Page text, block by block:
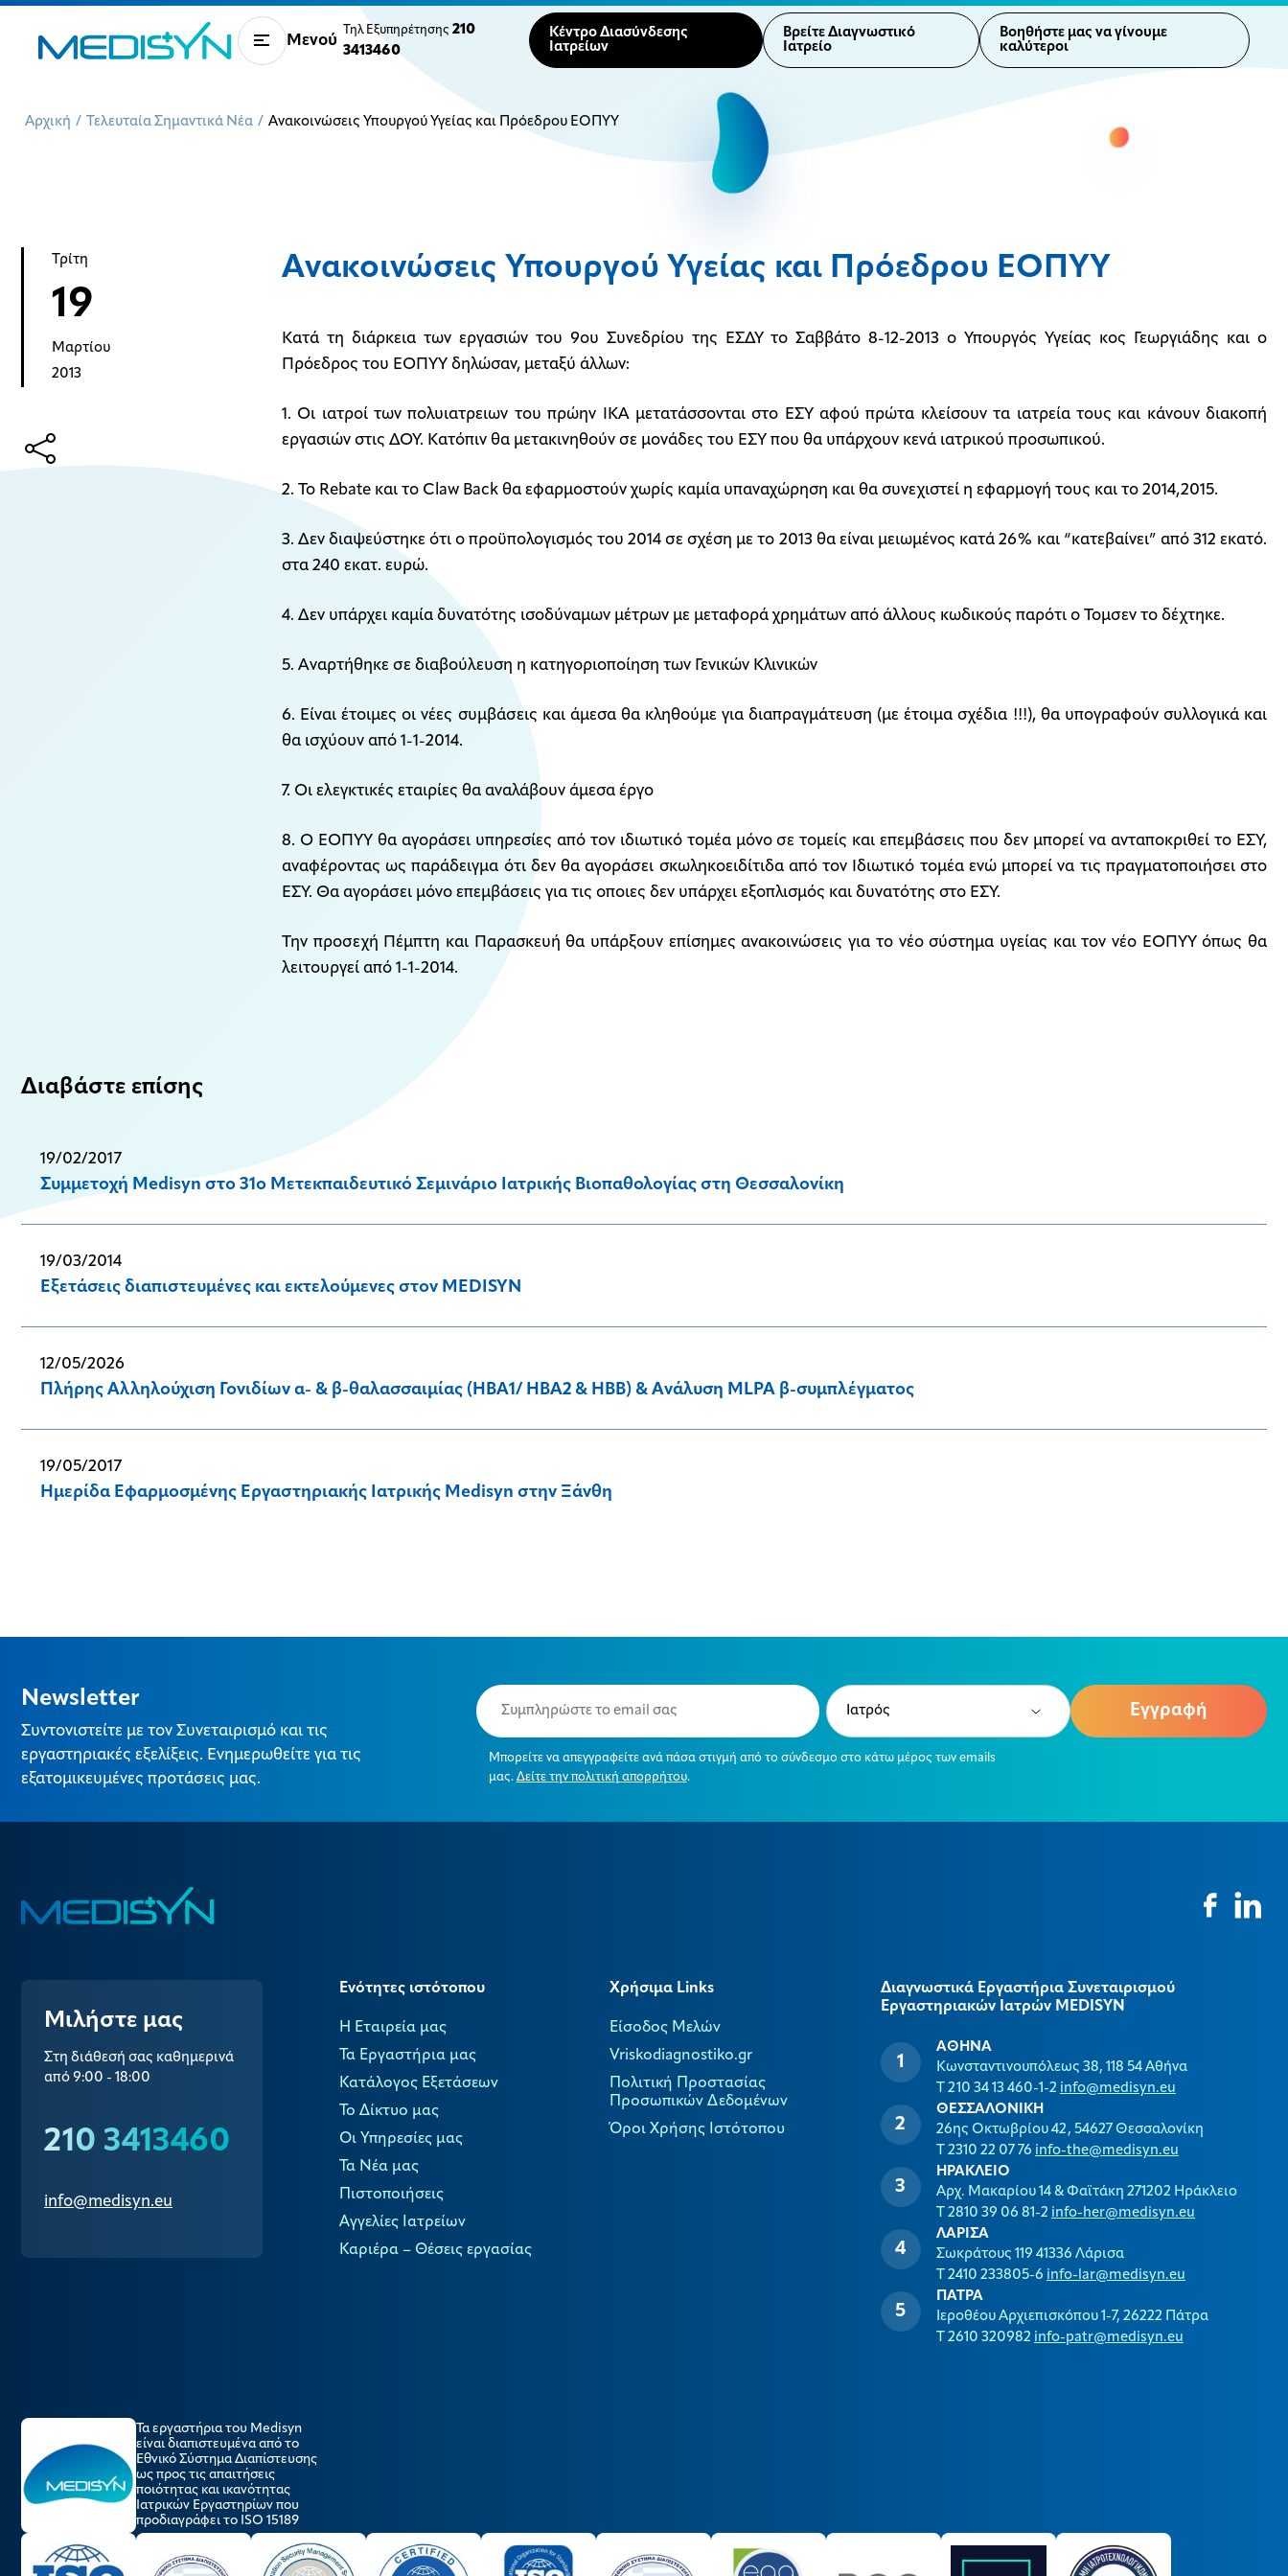
Μενού
Τηλ Εξυπηρέτησης 210
3413460
Κέντρο Διασύνδεσης
Ιατρείων
Βρείτε Διαγνωστικό
Ιατρείο
Βοηθήστε μας να γίνουμε
καλύτεροι
Αρχική / Τελευταία Σημαντικά Νέα / Ανακοινώσεις Υπουργού Υγείας και Πρόεδρου ΕΟΠΥΥ
Τρίτη
19
Μαρτίου
2013
Ανακοινώσεις Υπουργού Υγείας και Πρόεδρου ΕΟΠΥΥ
Κατά τη διάρκεια των εργασιών του 9ου Συνεδρίου της ΕΣΔΥ το Σαββάτο 8-12-2013 ο Υπουργός Υγείας κος Γεωργιάδης και ο
Πρόεδρος του ΕΟΠΥΥ δηλώσαν, μεταξύ άλλων:
1. Οι ιατροί των πολυιατρειων του πρώην ΙΚΑ μετατάσσονται στο ΕΣΥ αφού πρώτα κλείσουν τα ιατρεία τους και κάνουν διακοπή
εργασιών στις ΔΟΥ. Κατόπιν θα μετακινηθούν σε μονάδες του ΕΣΥ που θα υπάρχουν κενά ιατρικού προσωπικού.
2. Το Rebate και το Claw Back θα εφαρμοστούν χωρίς καμία υπαναχώρηση και θα συνεχιστεί η εφαρμογή τους και το 2014,2015.
3. Δεν διαψεύστηκε ότι ο προϋπολογισμός του 2014 σε σχέση με το 2013 θα είναι μειωμένος κατά 26% και “κατεβαίνει” από 312 εκατό.
στα 240 εκατ. ευρώ.
4. Δεν υπάρχει καμία δυνατότης ισοδύναμων μέτρων με μεταφορά χρημάτων από άλλους κωδικούς παρότι ο Τομσεν το δέχτηκε.
5. Αναρτήθηκε σε διαβούλευση η κατηγοριοποίηση των Γενικών Κλινικών
6. Είναι έτοιμες οι νέες συμβάσεις και άμεσα θα κληθούμε για διαπραγμάτευση (με έτοιμα σχέδια !!!), θα υπογραφούν συλλογικά και
θα ισχύουν από 1-1-2014.
7. Οι ελεγκτικές εταιρίες θα αναλάβουν άμεσα έργο
8. Ο ΕΟΠΥΥ θα αγοράσει υπηρεσίες από τον ιδιωτικό τομέα μόνο σε τομείς και επεμβάσεις που δεν μπορεί να ανταποκριθεί το ΕΣΥ,
αναφέροντας ως παράδειγμα ότι δεν θα αγοράσει σκωληκοειδίτιδα από τον Ιδιωτικό τομέα ενώ μπορεί να τις πραγματοποιήσει στο
ΕΣΥ. Θα αγοράσει μόνο επεμβάσεις για τις οποιες δεν υπάρχει εξοπλισμός και δυνατότης στο ΕΣΥ.
Την προσεχή Πέμπτη και Παρασκευή θα υπάρξουν επίσημες ανακοινώσεις για το νέο σύστημα υγείας και τον νέο ΕΟΠΥΥ όπως θα
λειτουργεί από 1-1-2014.
Διαβάστε επίσης
19/02/2017
Συμμετοχή Medisyn στο 31ο Μετεκπαιδευτικό Σεμινάριο Ιατρικής Βιοπαθολογίας στη Θεσσαλονίκη
19/03/2014
Εξετάσεις διαπιστευμένες και εκτελούμενες στον MEDISYN
12/05/2026
Πλήρης Αλληλούχιση Γονιδίων α- & β-θαλασσαιμίας (HBA1/ HBA2 & HBB) & Ανάλυση MLPA β-συμπλέγματος
19/05/2017
Ημερίδα Εφαρμοσμένης Εργαστηριακής Ιατρικής Medisyn στην Ξάνθη
Newsletter
Συντονιστείτε με τον Συνεταιρισμό και τις
εργαστηριακές εξελίξεις. Ενημερωθείτε για τις
εξατομικευμένες προτάσεις μας.
Email
(Required)
Type
(Required)
Μπορείτε να απεγγραφείτε ανά πάσα στιγμή από το σύνδεσμο στο κάτω μέρος των emails
μας. Δείτε την πολιτική απορρήτου.
Μιλήστε μας
Στη διάθεσή σας καθημερινά
από 9:00 - 18:00
210 3413460
info@medisyn.eu
Ενότητες ιστότοπου
Η Εταιρεία μας
Τα Εργαστήρια μας
Κατάλογος Εξετάσεων
Το Δίκτυο μας
Οι Υπηρεσίες μας
Τα Νέα μας
Πιστοποιήσεις
Αγγελίες Ιατρείων
Καριέρα – Θέσεις εργασίας
Χρήσιμα Links
Είσοδος Μελών
Vriskodiagnostiko.gr
Πολιτική Προστασίας
Προσωπικών Δεδομένων
Όροι Χρήσης Ιστότοπου
Διαγνωστικά Εργαστήρια Συνεταιρισμού
Εργαστηριακών Ιατρών MEDISYΝ
ΑΘΗΝΑ
Κωνσταντινουπόλεως 38, 118 54 Αθήνα
T 210 34 13 460-1-2 info@medisyn.eu
ΘΕΣΣΑΛΟΝΙΚΗ
26ης Οκτωβρίου 42, 54627 Θεσσαλονίκη
T 2310 22 07 76 info-the@medisyn.eu
ΗΡΑΚΛΕΙΟ
Αρχ. Μακαρίου 14 & Φαϊτάκη 271202 Ηράκλειο
T 2810 39 06 81-2 info-her@medisyn.eu
ΛΑΡΙΣΑ
Σωκράτους 119 41336 Λάρισα
T 2410 233805-6 info-lar@medisyn.eu
ΠΑΤΡΑ
Ιεροθέου Αρχιεπισκόπου 1-7, 26222 Πάτρα
T 2610 320982 info-patr@medisyn.eu
Τα εργαστήρια του Medisyn
είναι διαπιστευμένα από το
Εθνικό Σύστημα Διαπίστευσης
ως προς τις απαιτήσεις
ποιότητας και ικανότητας
Ιατρικών Εργαστηρίων που
προδιαγράφει το ISO 15189